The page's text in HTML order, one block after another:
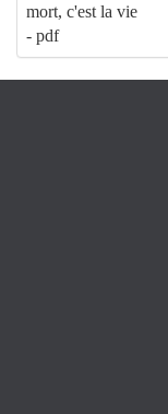
mort, c'est la vie
- pdf